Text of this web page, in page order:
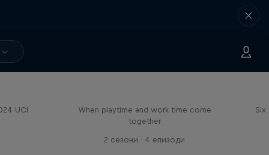
UCI
When playtime and work time come
together
2 сезони · 4 епизоди
Six